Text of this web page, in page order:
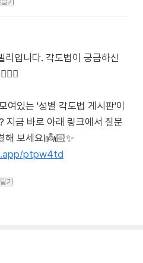
리입니다. 각도법이 궁금하신
여있는 '성별 각도법 게시판'이
지금 바로 아래 링크에서 질문
해 보세요!👼🏻✨
ptpw4td
기